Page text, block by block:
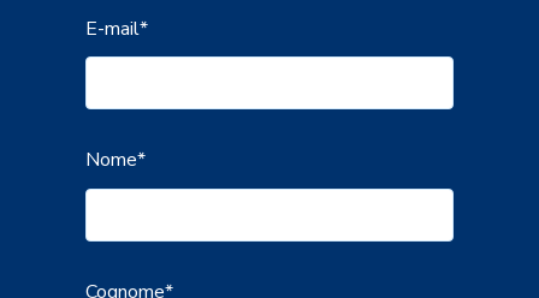
E-mail*
Nome*
Cognome*